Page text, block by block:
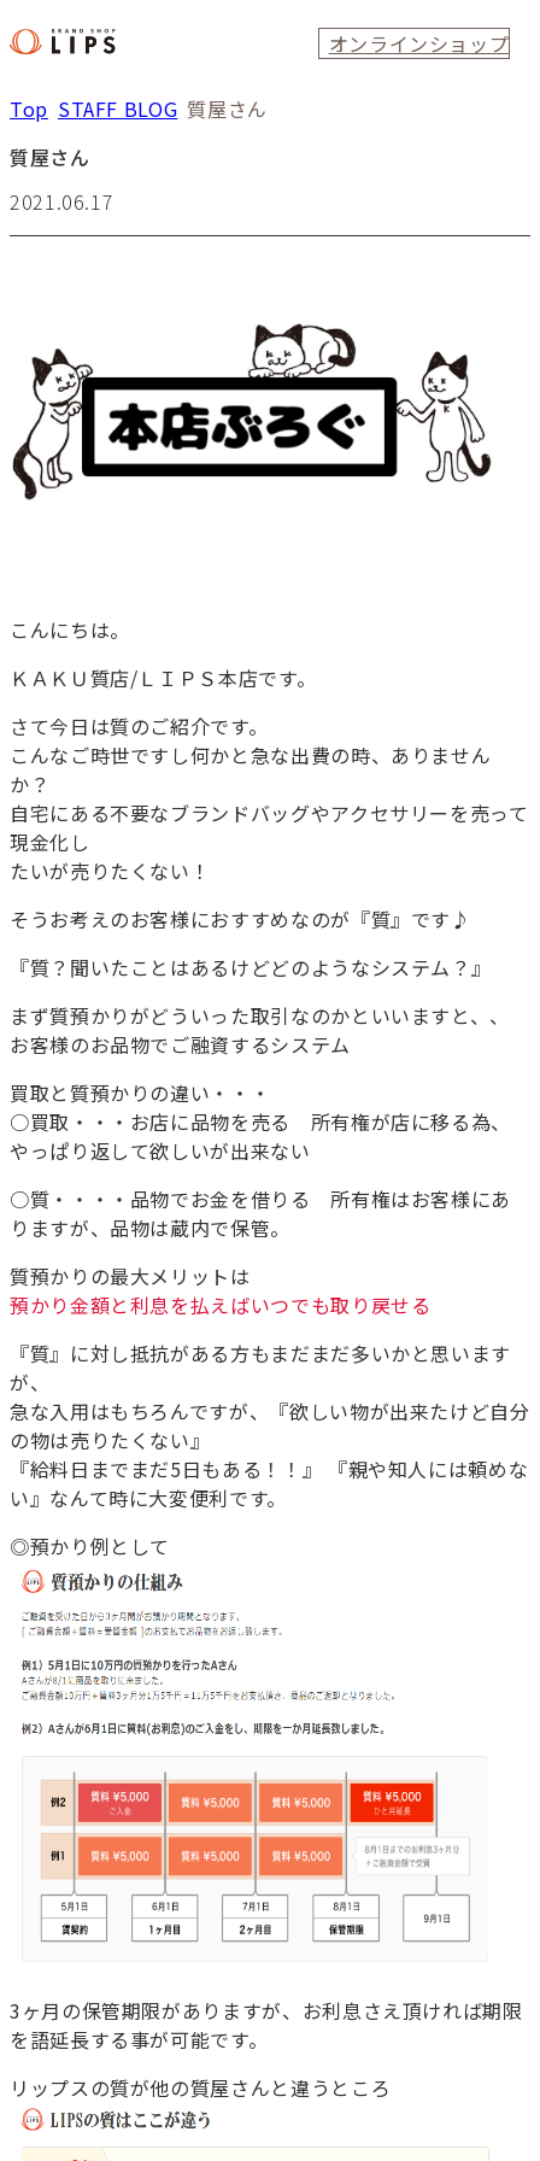
オンラインショップ
Top STAFF BLOG 質屋さん
質屋さん
2021.06.17
こんにちは。
ＫＡＫＵ質店/ＬＩＰＳ本店です。
さて今日は質のご紹介です。
こんなご時世ですし何かと急な出費の時、ありません
か？
自宅にある不要なブランドバッグやアクセサリーを売って
現金化し
たいが売りたくない！
そうお考えのお客様におすすめなのが『質』です♪
『質？聞いたことはあるけどどのようなシステム？』
まず質預かりがどういった取引なのかといいますと、、
お客様のお品物でご融資するシステム
買取と質預かりの違い・・・
○買取・・・お店に品物を売る 所有権が店に移る為、
やっぱり返して欲しいが出来ない
○質・・・・品物でお金を借りる 所有権はお客様にあ
りますが、品物は蔵内で保管。
質預かりの最大メリットは
預かり金額と利息を払えばいつでも取り戻せる
『質』に対し抵抗がある方もまだまだ多いかと思います
が、
急な入用はもちろんですが、『欲しい物が出来たけど自分
の物は売りたくない』
『給料日までまだ5日もある！！』 『親や知人には頼めな
い』なんて時に大変便利です。
◎預かり例として
3ヶ月の保管期限がありますが、お利息さえ頂ければ期限
を語延長する事が可能です。
リップスの質が他の質屋さんと違うところ